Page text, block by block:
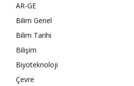
AR-GE
Bilim Genel
Bilim Tarihi
Bilişim
Biyoteknoloji
Çevre